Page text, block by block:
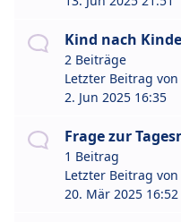
Kind nach
2 Beiträge
Letzter Beitrag von
2. Jun 2025 16:35
Frage zur
1 Beitrag
Letzter Beitrag von
20. Mär 2025 16:52